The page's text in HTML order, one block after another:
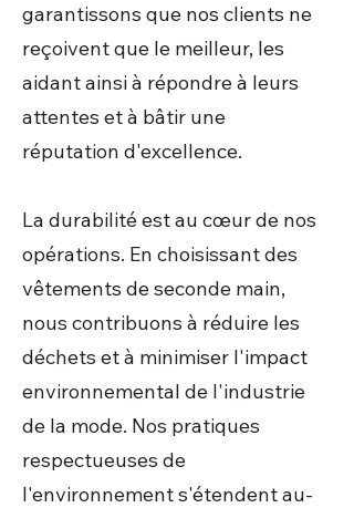
garantissons que nos clients ne
reçoivent que le meilleur, les
aidant ainsi à répondre à leurs
attentes et à bâtir une
réputation d'excellence.
La durabilité est au cœur de nos
opérations. En choisissant des
vêtements de seconde main,
nous contribuons à réduire les
déchets et à minimiser l'impact
environnemental de l'industrie
de la mode. Nos pratiques
respectueuses de
l'environnement s'étendent au-